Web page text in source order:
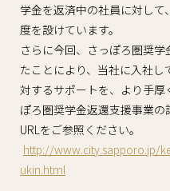
学金を返済中の社員に対し
度を設けています。
さらに今回、さっぽろ圏奨
たことにより、当社に入社
対するサポートを、より手
ぽろ圏奨学金返還支援事業
URLをご参照ください。
http://www.city.sapporo.jp/
ukin.html